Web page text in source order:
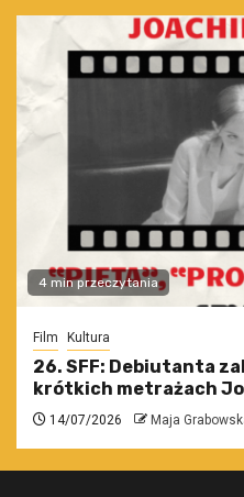
4 min przeczytania
Film Kultura
26. SFF: Debiutanta
krótkich metrażach
14/07/2026 Maja